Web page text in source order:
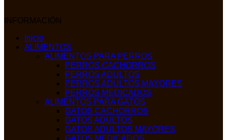
INFORMACIÓN
Inicio
ALIMENTOS
ALIMENTOS PARA PERROS
PERROS CACHORROS
PERROS ADULTOS
PERROS ADULTOS MAYORES
PERROS MEDICADOS
ALIMENTOS PARA GATOS
GATOS CACHORROS
GATOS ADULTOS
GATOS ADULTOS MAYORES